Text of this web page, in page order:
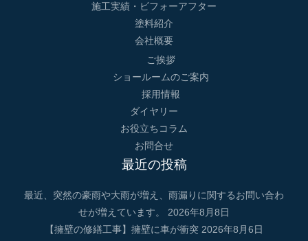
施工実績・ビフォーアフター
塗料紹介
会社概要
ご挨拶
ショールームのご案内
採用情報
ダイヤリー
お役立ちコラム
お問合せ
最近の投稿
最近、突然の豪雨や大雨が増え、雨漏りに関するお問い合わ
せが増えています。
2026年8月8日
【擁壁の修繕工事】擁壁に車が衝突 2026年8月6日